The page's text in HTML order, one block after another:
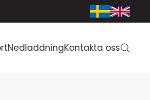
NedladdningKontakta oss